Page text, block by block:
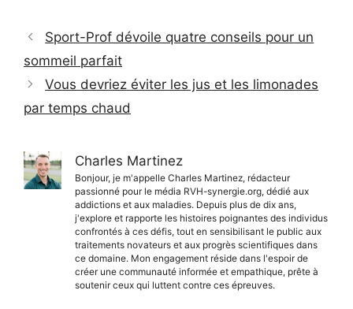
Sport-Prof dévoile quatre conseils pour un
sommeil parfait
Vous devriez éviter les jus et les limonades
par temps chaud
Charles Martinez
Bonjour, je m'appelle Charles Martinez, rédacteur
passionné pour le média RVH-synergie.org, dédié aux
addictions et aux maladies. Depuis plus de dix ans,
j'explore et rapporte les histoires poignantes des individus
confrontés à ces défis, tout en sensibilisant le public aux
traitements novateurs et aux progrès scientifiques dans
ce domaine. Mon engagement réside dans l'espoir de
créer une communauté informée et empathique, prête à
soutenir ceux qui luttent contre ces épreuves.